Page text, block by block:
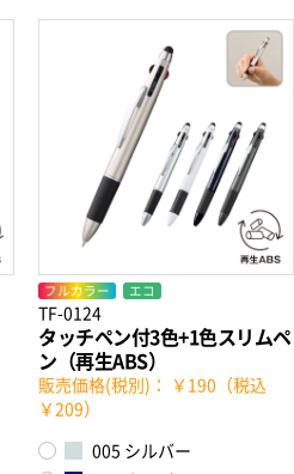
フルカラー エコ
TF-0124
タッチペン付3色+1色スリムペ
ン（再生ABS）
販売価格(税別)： ￥190（税込
￥209）
005 シルバー